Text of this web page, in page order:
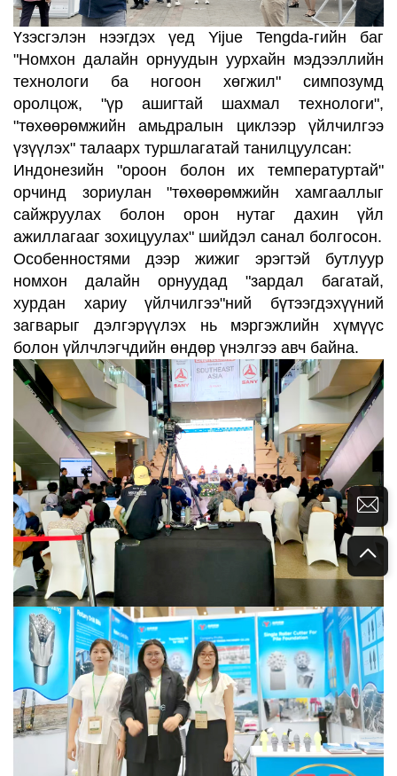
Үзэсгэлэн нээгдэх үед Yijue Tengda-гийн баг
"Номхон далайн орнуудын уурхайн мэдээллийн
технологи ба ногоон хөгжил" симпозумд
оролцож, "үр ашигтай шахмал технологи",
"төхөөрөмжийн амьдралын циклээр үйлчилгээ
үзүүлэх" талаарх туршлагатай танилцуулсан:
Индонезийн "ороон болон их температуртай"
орчинд зориулан "төхөөрөмжийн хамгааллыг
сайжруулах болон орон нутаг дахин үйл
ажиллагааг зохицуулах" шийдэл санал болгосон.
Особенностями дээр жижиг эрэгтэй бутлуур
номхон далайн орнуудад "зардал багатай,
хурдан хариу үйлчилгээ"ний бүтээгдэхүүний
загварыг дэлгэрүүлэх нь мэргэжлийн хүмүүс
болон үйлчлэгчдийн өндөр үнэлгээ авч байна.